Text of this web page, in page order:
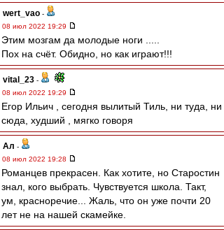
wert_vao -
08 июл 2022 19:29
Этим мозгам да молодые ноги .....
Пох на счёт. Обидно, но как играют!!!
vital_23 -
08 июл 2022 19:29
Егор Ильич , сегодня вылитый Тиль, ни туда, ни
сюда, худший , мягко говоря
Ал -
08 июл 2022 19:28
Романцев прекрасен. Как хотите, но Старостин
знал, кого выбрать. Чувствуется школа. Такт,
ум, красноречие... Жаль, что он уже почти 20
лет не на нашей скамейке.